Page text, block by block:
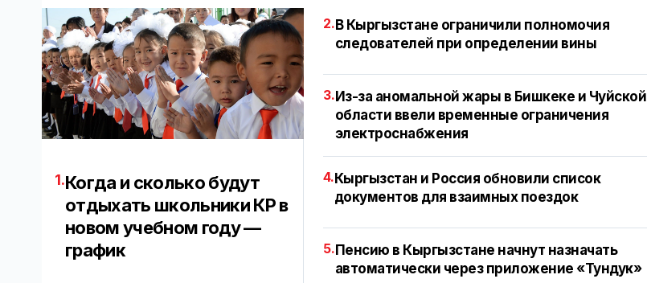
1.Когда и сколько будут
отдыхать школьники КР в
новом учебном году —
график
2. В Кыргызстане ограничили полномочия
следователей при определении вины
3. Из-за аномальной жары в Бишкеке и Чуйской
области ввели временные ограничения
электроснабжения
4. Кыргызстан и Россия обновили список
документов для взаимных поездок
5.Пенсию в Кыргызстане начнут назначать
автоматически через приложение «Тундук»